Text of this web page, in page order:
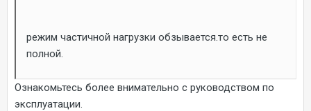
режим частичной нагрузки обзывается.то есть не
полной.
Ознакомьтесь более внимательно с руководством по
эксплуатации.